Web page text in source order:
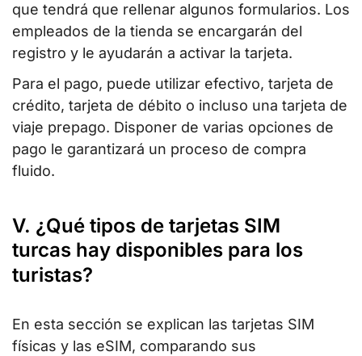
que tendrá que rellenar algunos formularios. Los
empleados de la tienda se encargarán del
registro y le ayudarán a activar la tarjeta.
Para el pago, puede utilizar efectivo, tarjeta de
crédito, tarjeta de débito o incluso una tarjeta de
viaje prepago. Disponer de varias opciones de
pago le garantizará un proceso de compra
fluido.
V. ¿Qué tipos de tarjetas SIM
turcas hay disponibles para los
turistas?
En esta sección se explican las tarjetas SIM
físicas y las eSIM, comparando sus